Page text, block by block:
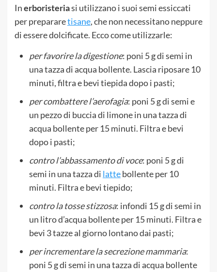
Inerboristeriasi utilizzano i suoi semi essiccati
per prepararetisane, che non necessitano neppure
di essere dolcificate. Ecco come utilizzarle:
per favorire la digestione: poni 5 g di semi in
una tazza di acqua bollente. Lascia riposare 10
minuti, filtra e bevi tiepida dopo i pasti;
per combattere l’aerofagia: poni 5 g di semi e
un pezzo di buccia di limone in una tazza di
acqua bollente per 15 minuti. Filtra e bevi
dopo i pasti;
contro l’abbassamento di voce: poni 5 g di
semi in una tazza di lattebollente per 10
minuti. Filtra e bevi tiepido;
contro la tosse stizzosa: infondi 15 g di semi in
un litro d’acqua bollente per 15 minuti. Filtra e
bevi 3 tazze al giorno lontano dai pasti;
per incrementare la secrezione mammaria:
poni 5 g di semi in una tazza di acqua bollente